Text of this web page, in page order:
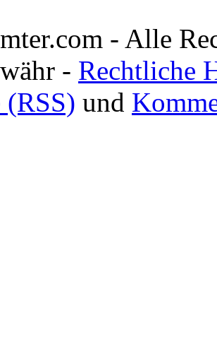
- Alle
- Rechtliche
(RSS) und